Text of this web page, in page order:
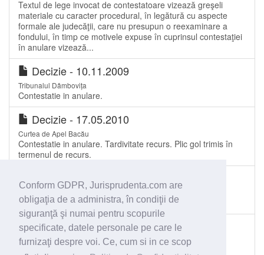
Conform GDPR, Jurisprudenta.com are
obligaţia de a administra, în condiţii de
siguranţă şi numai pentru scopurile
specificate, datele personale pe care le
furnizaţi despre voi. Ce, cum si in ce scop
Textul de lege invocat de contestatoare vizează greşeli
materiale cu caracter procedural, în legătură cu aspecte
formale ale judecăţii, care nu presupun o reexaminare a
fondului, în timp ce motivele expuse în cuprinsul contestaţiei
în anulare vizează...
Decizie - 10.11.2009
Tribunalul Dâmbovița
Contestatie in anulare.
Decizie - 17.05.2010
Curtea de Apel Bacău
Contestatie in anulare. Tardivitate recurs. Plic gol trimis în
termenul de recurs.
Sentinţă civilă - 07.01.2010
Excepţia inadmisibilităţii contestaţiei în anulare
Sentinţă civilă - 18.11.2016
Tribunalul Brașov
Contestatie împotriva tabelului preliminar